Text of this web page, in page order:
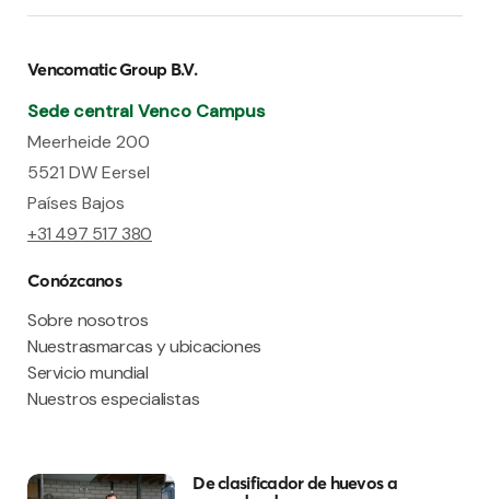
Vencomatic Group B.V.
Sede central Venco Campus
Meerheide 200
5521 DW Eersel
Países Bajos
+31 497 517 380
Conózcanos
Sobre nosotros
Nuestrasmarcas y ubicaciones
Servicio mundial
Nuestros especialistas
De clasificador de huevos a